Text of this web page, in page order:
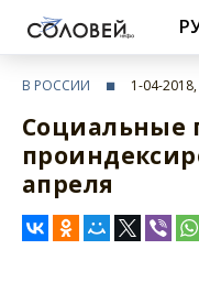
В РОССИИ 1-04-
Социальные
апреля